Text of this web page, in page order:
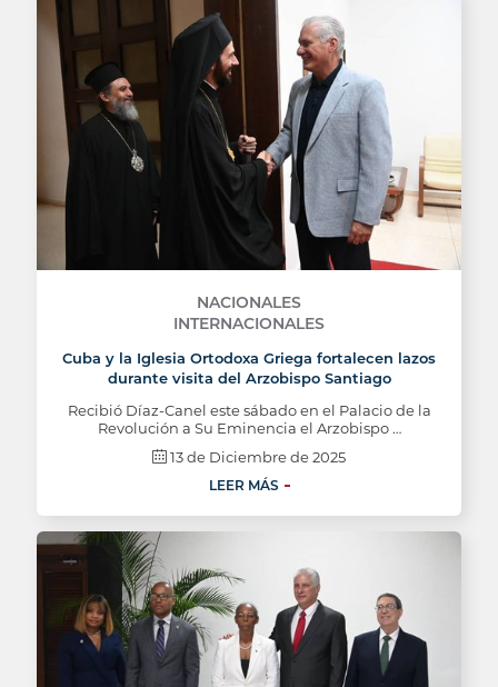
NACIONALES
INTERNACIONALES
Cuba y la Iglesia Ortodoxa Griega fortalecen lazos
durante visita del Arzobispo Santiago
Recibió Díaz-Canel este sábado en el Palacio de la
Revolución a Su Eminencia el Arzobispo …
13 de Diciembre de 2025
LEER MÁS